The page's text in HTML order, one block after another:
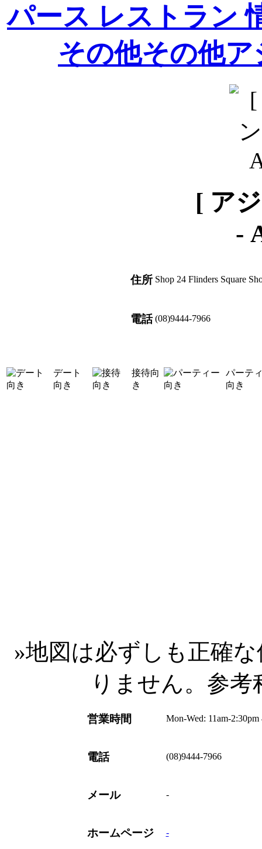
パース レストラン
その他その他ア
[ ア
-
住所 Shop 24 Flinders Square
電話 (08)9444-7966
デート
向き
接待向
き
パーテ
向き
»地図は必ずしも正確
りません。参
営業時間 Mon-Wed: 11am-
電話 (08)9444-7966
メール -
ホームページ -